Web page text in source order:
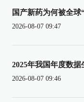
国产新药为何被全球
2026-08-07 09:47
2025年我国年度数据
2026-08-07 09:46